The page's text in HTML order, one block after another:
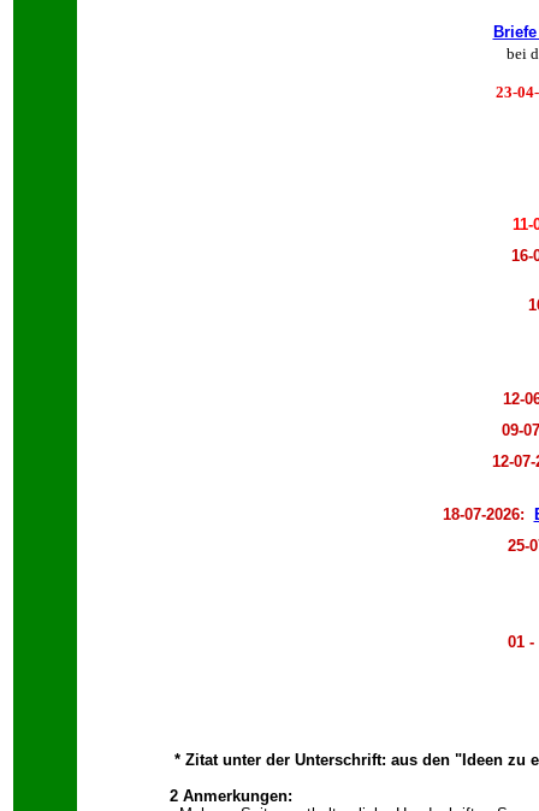
bei
23-
11-
16-
12-
09-
12-07-
18-07-2026:
25-
01 -
* Zitat unter der Unterschrift: aus den "Ideen zu
2 Anmerkungen: